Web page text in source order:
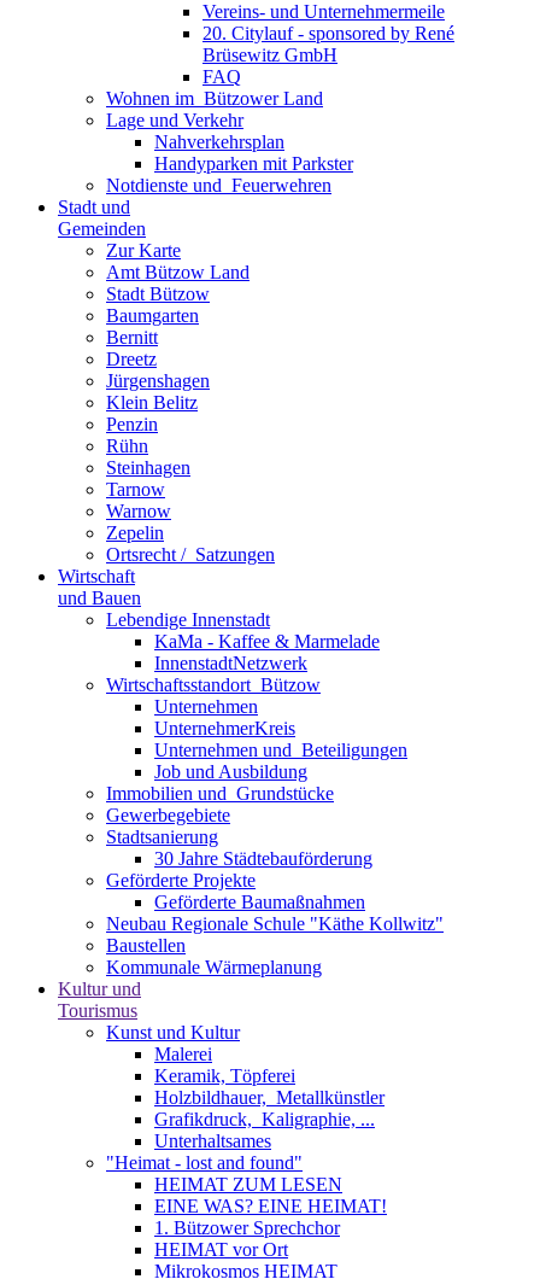
Vereins- und Unternehmermeile
20. Citylauf - sponsored by René
Brüsewitz GmbH
FAQ
Wohnen im ­ Bützower Land
Lage und Verkehr
Nahverkehrsplan
Handyparken mit Parkster
Notdienste und ­ Feuerwehren
Stadt und
Gemeinden
Zur Karte
Amt Bützow Land
Stadt Bützow
Baumgarten
Bernitt
Dreetz
Jürgenshagen
Klein Belitz
Penzin
Rühn
Steinhagen
Tarnow
Warnow
Zepelin
Ortsrecht / ­ Satzungen
Wirtschaft
und Bauen
Lebendige Innenstadt
KaMa - Kaffee & Marmelade
InnenstadtNetzwerk
Wirtschaftsstand­ort ­ Bützow
Unternehmen
UnternehmerKreis
Unternehmen und ­ Beteiligungen
Job und Ausbildung
Immobilien und ­ Grundstücke
Gewerbegebiete
Stadtsanierung
30 Jahre Städtebauförderung
Geförderte Projekte
Geförderte Baumaßnahmen
Neubau Regionale Schule "Käthe Kollwitz"
Baustellen
Kommunale Wärmeplanung
Kultur und
Tourismus
Kunst und Kultur
Malerei
Keramik, Töpferei
Holzbildhauer, ­ Metallkünstler
Grafikdruck, ­ Kaligraphie, ...
Unterhaltsames
"Heimat - lost and found"
HEIMAT ZUM LESEN
EINE WAS? EINE HEIMAT!
1. Bützower Sprechchor
HEIMAT vor Ort
Mikrokosmos HEIMAT